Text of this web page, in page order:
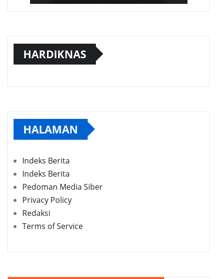
HARDIKNAS
HALAMAN
Indeks Berita
Indeks Berita
Pedoman Media Siber
Privacy Policy
Redaksi
Terms of Service